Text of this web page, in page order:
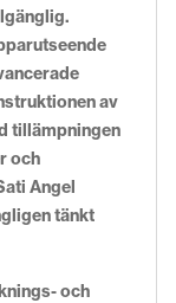
av
tillämpningen
och
Angel
tänkt
och